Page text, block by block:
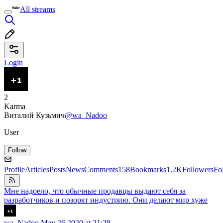
All streams
Login
2
Karma
Виталий Кузьмич@wa_Nadoo
User
Follow
ProfileArticlesPostsNewsComments158Bookmarks1.2KFollowers
Мне надоело, что обычные продавцы выдают себя за
разработчиков и позорят индустрию. Они делают мир хуже